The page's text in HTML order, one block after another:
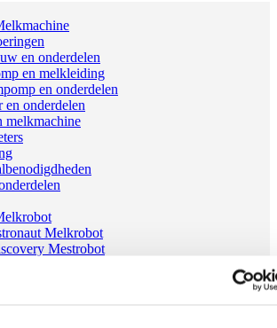
en onderdelen
en melkleiding
en onderdelen
en onderdelen
melkmachine
Melkrobot
Mestrobot